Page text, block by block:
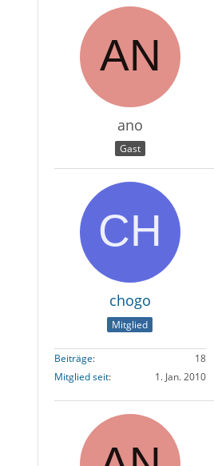
ano
Gast
chogo
Mitglied
Beiträge
18
Mitglied seit
1. Jan. 2010